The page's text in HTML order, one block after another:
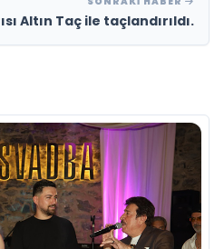
Altın Taç ile taçlandırıldı.